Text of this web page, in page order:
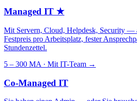
Managed IT ★
Mit Servern, Cloud, Helpdesk, Security —
Festpreis pro Arbeitsplatz, fester
Stundenzettel.
5 – 300 MA · Mit IT-Team →
Co-Managed IT